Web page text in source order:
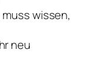
wissen,
neu